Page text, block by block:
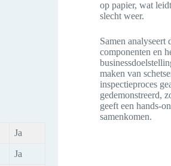
Ja
Ja
op papier, wat
slecht weer.
Samen analyseert
componenten en
maken van
inspectieproces
gedemonstreerd,
geeft een hands-
samenkomen.